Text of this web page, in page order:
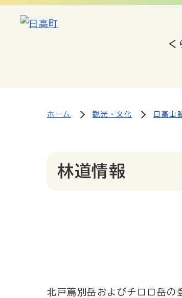
く
ホーム 観光・文化 日高山
林道情報
北戸蔦別岳およびチロロ岳の